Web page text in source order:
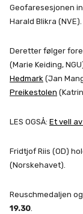
Geofaresesjonen
Harald Blikra (NVE).
Deretter følger
(Marie Keiding,
Hedmark (Jan
Preikestolen
LES OGSÅ: Et vell
Fridtjof Riis (OD)
(Norskehavet).
Reuschmedaljen
19.30.